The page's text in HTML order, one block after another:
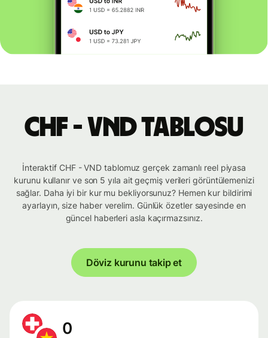
CHF - VND tablosu
İnteraktif CHF - VND tablomuz gerçek zamanlı reel piyasa
kurunu kullanır ve son 5 yıla ait geçmiş verileri görüntülemenizi
sağlar. Daha iyi bir kur mu bekliyorsunuz? Hemen kur bildirimi
ayarlayın, size haber verelim. Günlük özetler sayesinde en
güncel haberleri asla kaçırmazsınız.
Döviz kurunu takip et
0